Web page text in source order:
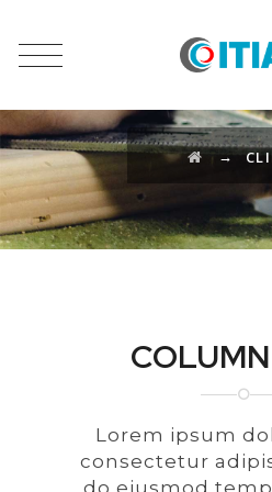
→
Lorem ipsum
consectetur
do eiusmod